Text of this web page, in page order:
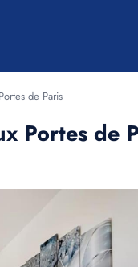
de Paris
Portes de